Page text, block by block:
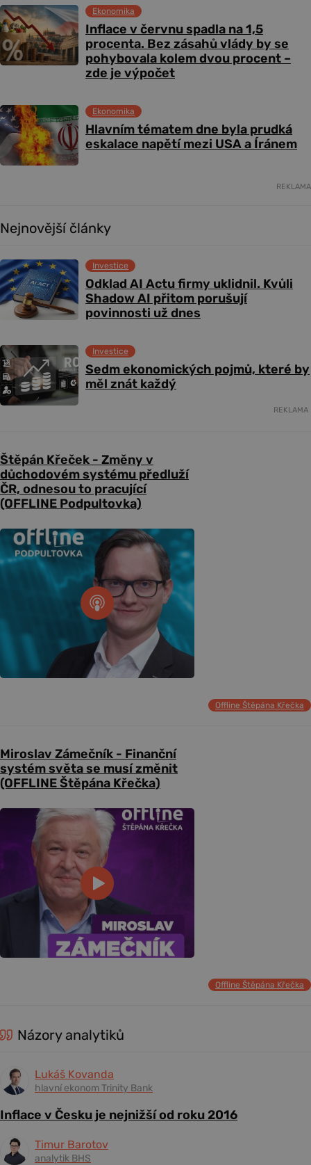
Inflace v červnu spadla na 1,5
procenta. Bez zásahů vlády by se
pohybovala kolem dvou procent –
zde je výpočet
Ekonomika
Hlavním tématem dne byla prudká
eskalace napětí mezi USA a Íránem
Ekonomika
REKLAMA
Nejnovější články
Odklad AI Actu firmy uklidnil. Kvůli
Shadow AI přitom porušují
povinnosti už dnes
Investice
Sedm ekonomických pojmů, které by
měl znát každý
Investice
REKLAMA
Štěpán Křeček - Změny v
důchodovém systému předluží
ČR, odnesou to pracující
(OFFLINE Podpultovka)
Offline Štěpána Křečka
Miroslav Zámečník - Finanční
systém světa se musí změnit
(OFFLINE Štěpána Křečka)
Offline Štěpána Křečka
Názory analytiků
Lukáš Kovanda
hlavní ekonom Trinity Bank
Inflace v Česku je nejnižší od roku 2016
Timur Barotov
analytik BHS